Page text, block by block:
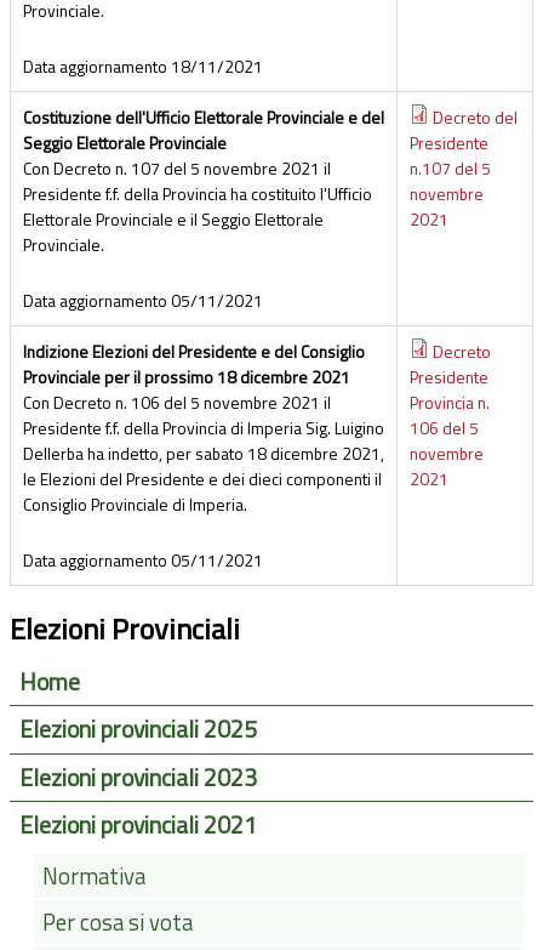
Provinciale.
Data aggiornamento 18/11/2021
Costituzione dell'Ufficio Elettorale Provinciale e del
Seggio Elettorale Provinciale
Con Decreto n. 107 del 5 novembre 2021 il
Presidente f.f. della Provincia ha costituito l'Ufficio
Elettorale Provinciale e il Seggio Elettorale
Provinciale.
Data aggiornamento05/11/2021
Decreto del
Presidente
n.107 del 5
novembre
2021
Indizione Elezioni del Presidente e del Consiglio
Provinciale per il prossimo 18 dicembre 2021
Con Decreto n. 106 del 5 novembre 2021 il
Presidente f.f. della Provincia di Imperia Sig. Luigino
Dellerba ha indetto, per sabato 18 dicembre 2021,
le Elezioni del Presidente e dei dieci componenti il
Consiglio Provinciale di Imperia.
Data aggiornamento05/11/2021
Decreto
Presidente
Provincia n.
106 del 5
novembre
2021
Elezioni Provinciali
Home
Elezioni provinciali 2025
Elezioni provinciali 2023
Elezioni provinciali 2021
Normativa
Per cosa si vota